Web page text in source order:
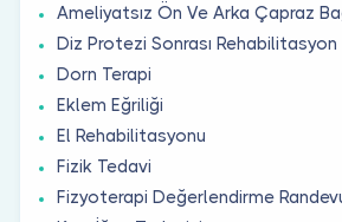
Ameliyatsız Ön Ve Arka Çapraz
Diz Protezi Sonrası Rehabilitasyon
Dorn Terapi
Eklem Eğriliği
El Rehabilitasyonu
Fizik Tedavi
Fizyoterapi Değerlendirme